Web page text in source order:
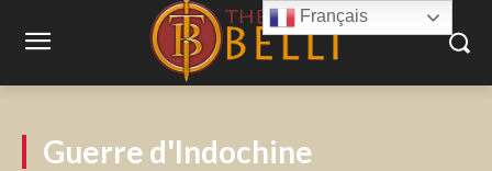
Guerre d'Indochine
Français